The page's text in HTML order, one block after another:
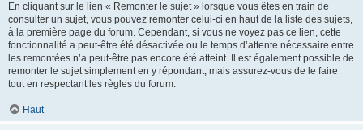
En cliquant sur le lien « Remonter le sujet » lorsque vous êtes en train de
consulter un sujet, vous pouvez remonter celui-ci en haut de la liste des sujets,
à la première page du forum. Cependant, si vous ne voyez pas ce lien, cette
fonctionnalité a peut-être été désactivée ou le temps d’attente nécessaire entre
les remontées n’a peut-être pas encore été atteint. Il est également possible de
remonter le sujet simplement en y répondant, mais assurez-vous de le faire
tout en respectant les règles du forum.
Haut